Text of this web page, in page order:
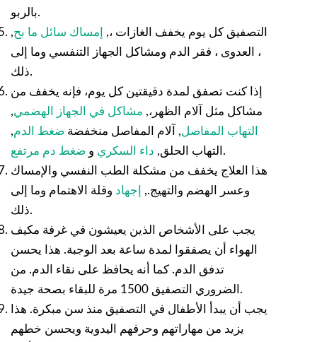
بالربو.
التصفيق كل يوم يخفف الغازات ،,
إمساك سائل ما بح,
، العدوى ، فقر الدم ومشاكل الجهاز التنفسي وما إلى
ذلك.
إذا كنت تصفق لمدة دقيقتين كل يوم، فإنه يخفف من
مشاكل مثل آلام الظهر،, مشاكل في الجهاز الهضمي,
التهاب المفاصل, آلام المفاصل منخفضة ضغط الدم,
التهاب الحلق, داء السكري و ضغط دم مرتفع
.
هذا العلاج يخفف من مشكلة الطب النفسي والإمساك
وعسر الهضم والتهيج.,
إجهاد وقلة الاهتمام وما إلى
ذلك.
يجب على الأشخاص الذين يعيشون في غرفة مكيف
الهواء أن يصفقوا لمدة ساعة بعد الوجبة. هذا يحسن
تدفق الدم. كما أنه يحافظ على نقاء الدم. من
الضروري التصفيق 1500 مرة للبقاء بصحة جيدة.
يجب أن يبدأ الأطفال في التصفيق منذ سن مبكرة. هذا
يزيد من مهاراتهم وحرفهم اليدوية ويحسن خطهم